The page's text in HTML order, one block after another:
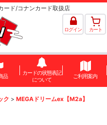
ード/コナンカード取扱店
ログイン カート
品
カードの状態表記
について
ご利用案内
ク > MEGAドリームex【M2a】